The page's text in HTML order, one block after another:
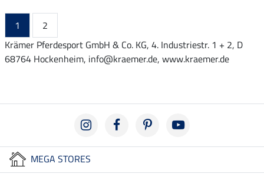
1
2
Krämer Pferdesport GmbH & Co. KG, 4. Industriestr. 1 + 2, D
68764 Hockenheim, info@kraemer.de, www.kraemer.de
MEGA STORES